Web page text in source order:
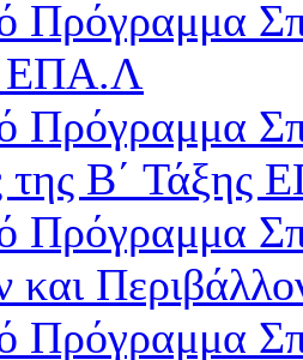
Πρόγραμμα
ΕΠΑ.Λ
Πρόγραμμα
της Β΄ Τάξης
Πρόγραμμα
και
Πρόγραμμα